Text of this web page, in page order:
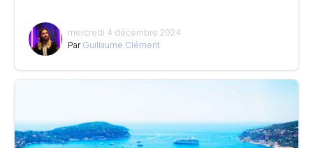
mercredi 4 décembre 2024
Par Guillaume Clément